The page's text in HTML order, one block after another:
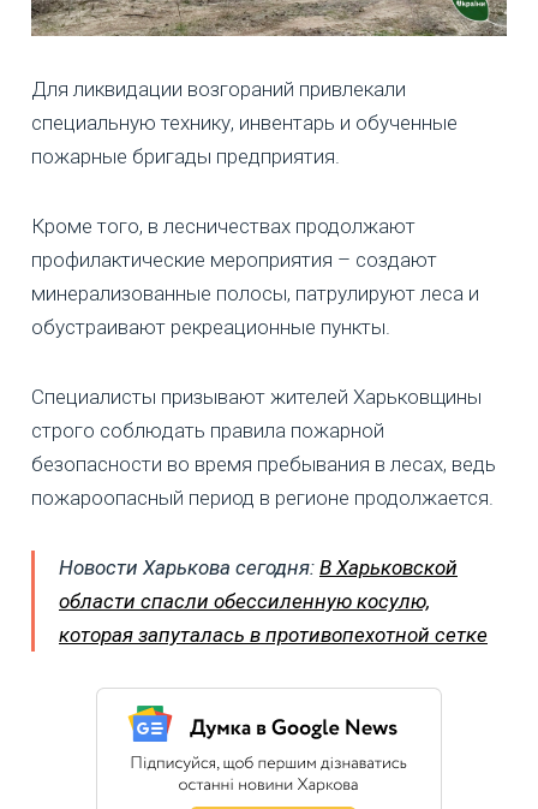
Для ликвидации возгораний привлекали
специальную технику, инвентарь и обученные
пожарные бригады предприятия.
Кроме того, в лесничествах продолжают
профилактические мероприятия – создают
минерализованные полосы, патрулируют леса и
обустраивают рекреационные пункты.
Специалисты призывают жителей Харьковщины
строго соблюдать правила пожарной
безопасности во время пребывания в лесах, ведь
пожароопасный период в регионе продолжается.
Новости Харькова сегодня: В Харьковской
области спасли обессиленную косулю,
которая запуталась в противопехотной сетке